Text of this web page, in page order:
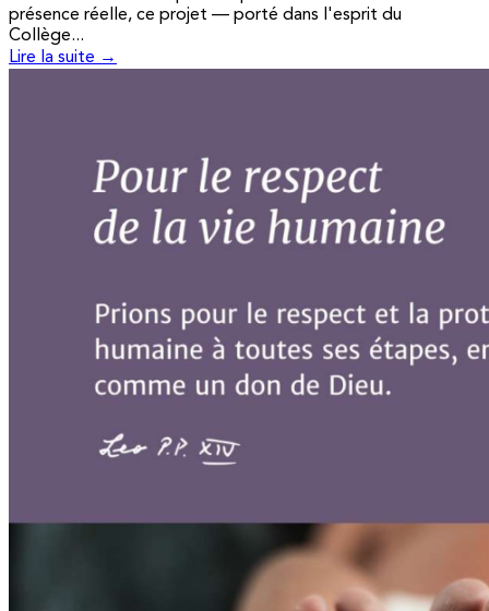
présence réelle, ce projet — porté dans l'esprit du
Collège...
Lire la suite →